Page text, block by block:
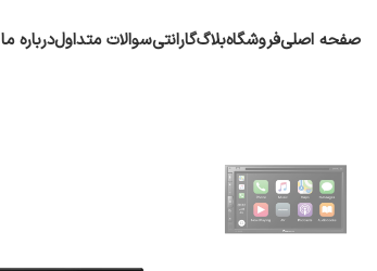
صفحه اصلیفروشگاهبلاگگارانتیسوالات متداولدرباره ما